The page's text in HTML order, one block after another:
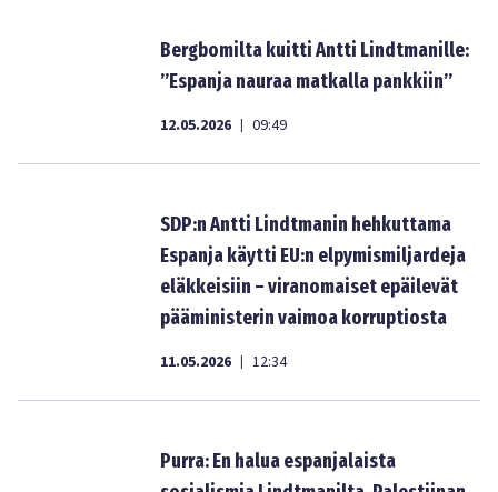
Bergbomilta kuitti Antti Lindtmanille:
”Espanja nauraa matkalla pankkiin”
12.05.2026 | 09:49
SDP:n Antti Lindtmanin hehkuttama
Espanja käytti EU:n elpymismiljardeja
eläkkeisiin – viranomaiset epäilevät
pääministerin vaimoa korruptiosta
11.05.2026 | 12:34
Purra: En halua espanjalaista